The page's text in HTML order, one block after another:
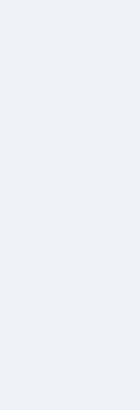
Bakeng yang
Gunung
Sangihe